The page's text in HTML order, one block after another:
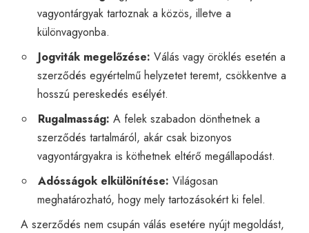
vagyontárgyak tartoznak a közös, illetve a
különvagyonba.
Jogviták megelőzése: Válás vagy öröklés esetén a
szerződés egyértelmű helyzetet teremt, csökkentve a
hosszú pereskedés esélyét.
Rugalmasság: A felek szabadon dönthetnek a
szerződés tartalmáról, akár csak bizonyos
vagyontárgyakra is köthetnek eltérő megállapodást.
Adósságok elkülönítése: Világosan
meghatározható, hogy mely tartozásokért ki felel.
A szerződés nem csupán válás esetére nyújt megoldást,